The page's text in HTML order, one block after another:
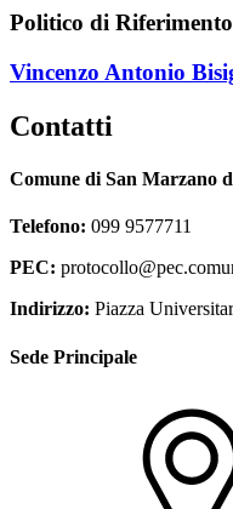
Politico di Riferimento
Vincenzo Antonio
Contatti
Comune di San Marzano
Telefono: 099 9577711
PEC:
Indirizzo: Piazza
Sede Principale